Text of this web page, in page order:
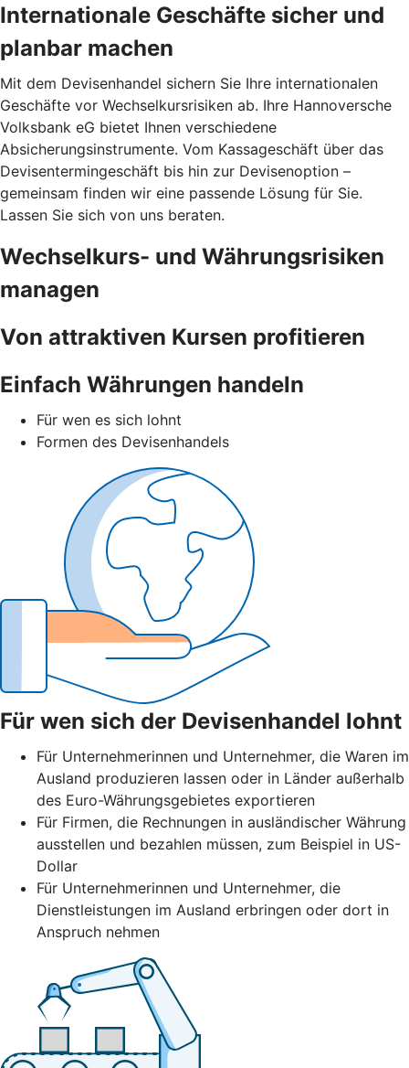
Internationale Geschäfte sicher und
planbar machen
Mit dem Devisenhandel sichern Sie Ihre internationalen
Geschäfte vor Wechselkursrisiken ab. Ihre Hannoversche
Volksbank eG bietet Ihnen verschiedene
Absicherungsinstrumente. Vom Kassageschäft über das
Devisentermingeschäft bis hin zur Devisenoption –
gemeinsam finden wir eine passende Lösung für Sie.
Lassen Sie sich von uns beraten.
Wechselkurs- und Währungsrisiken
managen
Von attraktiven Kursen profitieren
Einfach Währungen handeln
Für wen es sich lohnt
Formen des Devisenhandels
Für wen sich der Devisenhandel lohnt
Für Unternehmerinnen und Unternehmer, die Waren im
Ausland produzieren lassen oder in Länder außerhalb
des Euro-Währungsgebietes exportieren
Für Firmen, die Rechnungen in ausländischer Währung
ausstellen und bezahlen müssen, zum Beispiel in US-
Dollar
Für Unternehmerinnen und Unternehmer, die
Dienstleistungen im Ausland erbringen oder dort in
Anspruch nehmen